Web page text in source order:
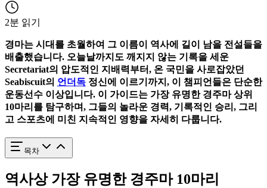
2분 읽기
경마는 시대를 초월하여 그 이름이 역사에 길이 남을 전설들을
배출했습니다. 오늘날까지도 깨지지 않는 기록을 세운
Secretariat의 압도적인 지배력부터, 온 국민을 사로잡았던
Seabiscuit의 언더독 정신에 이르기까지, 이 챔피언들은 단순한
운동선수 이상입니다. 이 가이드는 가장 유명한 경주마 상위
10마리를 탐구하며, 그들의 놀라운 경력, 기록적인 승리, 그리
고 스포츠에 미친 지속적인 영향을 자세히 다룹니다.
목차
역사상 가장 유명한 경주마 10마리